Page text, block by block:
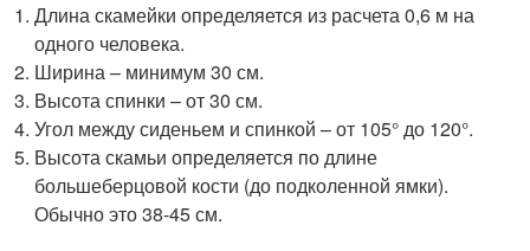
Длина скамейки определяется из расчета 0,6 м на
одного человека.
Ширина – минимум 30 см.
Высота спинки – от 30 см.
Угол между сиденьем и спинкой – от 105° до 120°.
Высота скамьи определяется по длине
большеберцовой кости (до подколенной ямки).
Обычно это 38-45 см.